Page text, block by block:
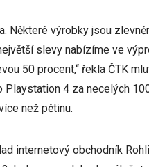
Některé výrobky jsou
slevy nabízíme ve
50 procent,“ řekla ČTK
4 za necelých
než pětinu.
internetový obchodník